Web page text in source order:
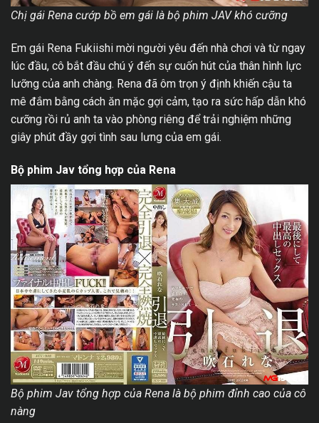
Chị gái Rena cướp bồ em gái là bộ phim JAV khó cưỡng
Em gái Rena Fukiishi mời người yêu đến nhà chơi và từ ngay
lúc đầu, cô bắt đầu chú ý đến sự cuốn hút của thân hình lực
lưỡng của anh chàng. Rena đã ôm trọn ý định khiến cậu ta
mê đắm bằng cách ăn mặc gợi cảm, tạo ra sức hấp dẫn khó
cưỡng rồi rủ anh ta vào phòng riêng để trải nghiệm những
giây phút đầy gợi tình sau lưng của em gái.
Bộ phim Jav tổng hợp của Rena
Bộ phim Jav tổng hợp của Rena là bộ phim đỉnh cao của cô
nàng